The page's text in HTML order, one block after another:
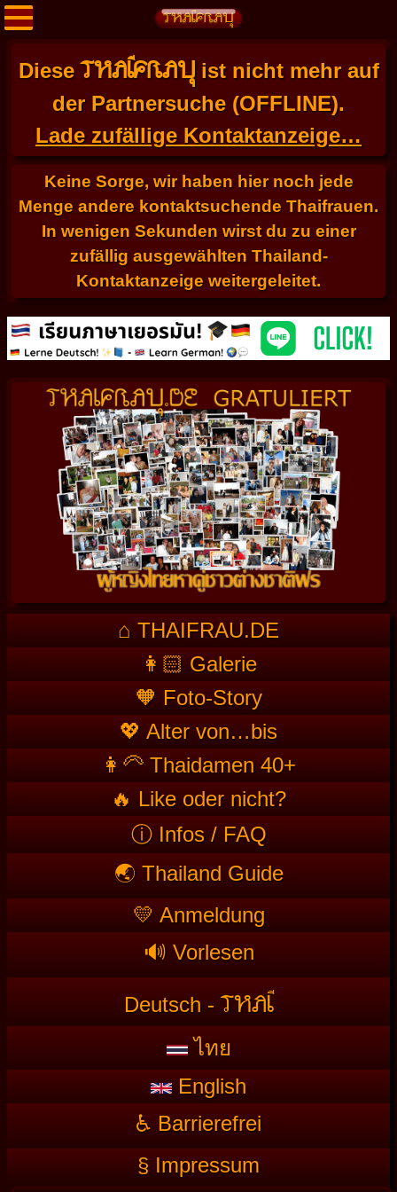
DieseTHAIFRAUist nicht mehr auf
der Partnersuche (OFFLINE).
Lade zufällige Kontaktanzeige…
Keine Sorge, wir haben hier noch jede
Menge andere kontaktsuchende Thaifrauen.
In wenigen Sekunden wirst du zu einer
zufällig ausgewählten Thailand-
Kontaktanzeige weitergeleitet.
⌂ THAIFRAU.DE
👩🏻 Galerie
🧡 Foto-Story
💖 Alter von…bis
👩‍🦳 Thaidamen 40+
🔥 Like oder nicht?
ⓘ Infos / FAQ
🌏 Thailand Guide
💛 Anmeldung
🔊 Vorlesen
Deutsch - THAI
ไทย
English
♿ Barrierefrei
§ Impressum